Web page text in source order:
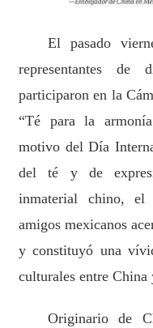
El pasado
representantes de
participaron en la
“Té para la
motivo del Día
del té y de
inmaterial chino, el
amigos mexicanos
y constituyó una
culturales entre
Originario de